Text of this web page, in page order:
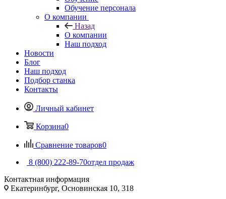
Обучение персонала
О компании
Назад
О компании
Наш подход
Новости
Блог
Наш подход
Подбор станка
Контакты
Личный кабинет
Корзина0
Сравнение товаров0
8 (800) 222-89-70отдел продаж
Контактная информация
Екатеринбург, Основинская 10, 318